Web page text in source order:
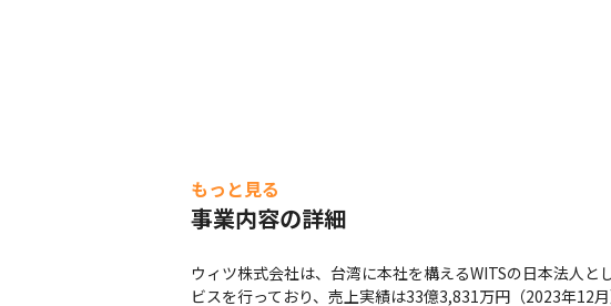
もっと見る
事業内容の詳細
ウィツ株式会社は、台湾に本社を構えるWITSの日本法人
ビスを行っており、売上実績は33億3,831万円（2023年12